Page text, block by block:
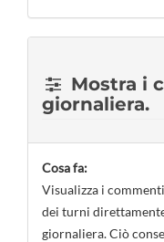
Mostra i
giornaliera.
Cosa fa:
Visualizza i
dei turni
giornaliera. Ciò